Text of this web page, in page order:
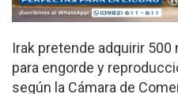
Irak pretende adquirir
para engorde y
según la Cámara de